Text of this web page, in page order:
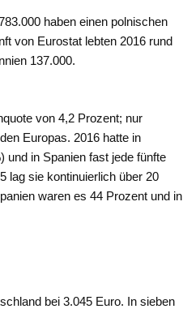
haben einen polnischen
von Eurostat lebten 2016 rund
137.000.
von 4,2 Prozent; nur
Europas. 2016 hatte in
und in Spanien fast jede fünfte
lag sie kontinuierlich über 20
waren es 44 Prozent und in
bei 3.045 Euro. In sieben